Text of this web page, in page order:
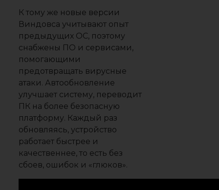
К тому же новые версии
Виндовса учитывают опыт
предыдущих ОС, поэтому
снабжены ПО и сервисами,
помогающими
предотвращать вирусные
атаки. Автообновление
улучшает систему, переводит
ПК на более безопасную
платформу. Каждый раз
обновляясь, устройство
работает быстрее и
качественнее, то есть без
сбоев, ошибок и «глюков».